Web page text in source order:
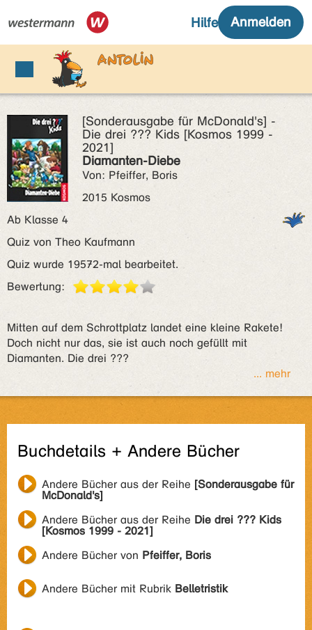
[Sonderausgabe für McDonald's] -
Die drei ??? Kids [Kosmos 1999 -
2021]
Diamanten-Diebe
Von: Pfeiffer, Boris
2015 Kosmos
Ab Klasse 4
Quiz von Theo Kaufmann
Quiz wurde 19572-mal bearbeitet.
Bewertung:
Mitten auf dem Schrottplatz landet eine kleine Rakete!
Doch nicht nur das, sie ist auch noch gefüllt mit
Diamanten. Die drei ???
... mehr
Buchdetails + Andere Bücher
Andere Bücher aus der Reihe [Sonderausgabe für
McDonald's]
Andere Bücher aus der Reihe Die drei ??? Kids
[Kosmos 1999 - 2021]
Andere Bücher von Pfeiffer, Boris
Andere Bücher mit Rubrik Belletristik